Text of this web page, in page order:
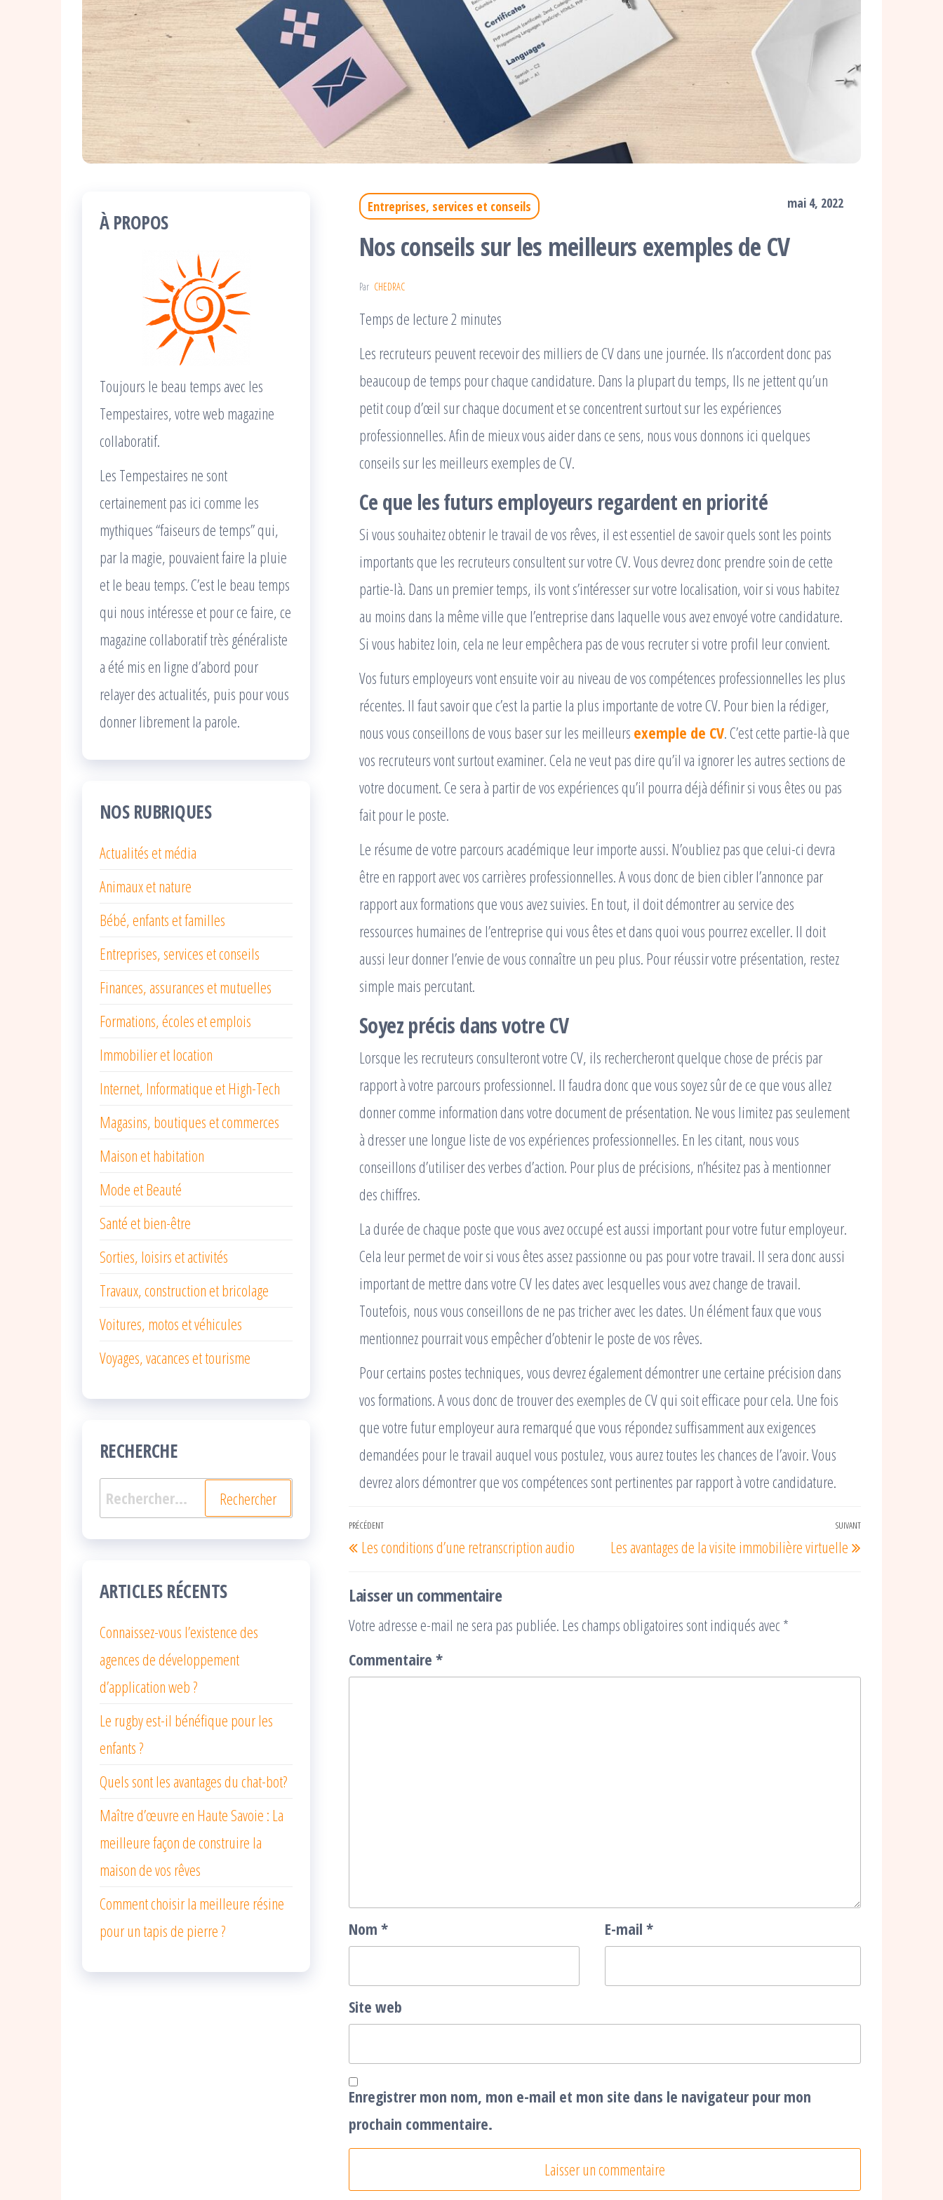
Entreprises, services et conseils mai 4, 2022
Nos conseils sur les meilleurs exemples de CV
Par CHEDRAC
Temps de lecture 2 minutes
Les recruteurs peuvent recevoir des milliers de CV dans une journée. Ils n’accordent donc pas
beaucoup de temps pour chaque candidature. Dans la plupart du temps, Ils ne jettent qu’un
petit coup d’œil sur chaque document et se concentrent surtout sur les expériences
professionnelles. Afin de mieux vous aider dans ce sens, nous vous donnons ici quelques
conseils sur les meilleurs exemples de CV.
Ce que les futurs employeurs regardent en priorité
Si vous souhaitez obtenir le travail de vos rêves, il est essentiel de savoir quels sont les points
importants que les recruteurs consultent sur votre CV. Vous devrez donc prendre soin de cette
partie-là. Dans un premier temps, ils vont s’intéresser sur votre localisation, voir si vous habitez
au moins dans la même ville que l’entreprise dans laquelle vous avez envoyé votre candidature.
Si vous habitez loin, cela ne leur empêchera pas de vous recruter si votre profil leur convient.
Vos futurs employeurs vont ensuite voir au niveau de vos compétences professionnelles les plus
récentes. Il faut savoir que c’est la partie la plus importante de votre CV. Pour bien la rédiger,
nous vous conseillons de vous baser sur les meilleurs exemple de CV. C’est cette partie-là que
vos recruteurs vont surtout examiner. Cela ne veut pas dire qu’il va ignorer les autres sections de
votre document. Ce sera à partir de vos expériences qu’il pourra déjà définir si vous êtes ou pas
fait pour le poste.
Le résume de votre parcours académique leur importe aussi. N’oubliez pas que celui-ci devra
être en rapport avec vos carrières professionnelles. A vous donc de bien cibler l’annonce par
rapport aux formations que vous avez suivies. En tout, il doit démontrer au service des
ressources humaines de l’entreprise qui vous êtes et dans quoi vous pourrez exceller. Il doit
aussi leur donner l’envie de vous connaître un peu plus. Pour réussir votre présentation, restez
simple mais percutant.
Soyez précis dans votre CV
Lorsque les recruteurs consulteront votre CV, ils rechercheront quelque chose de précis par
rapport à votre parcours professionnel. Il faudra donc que vous soyez sûr de ce que vous allez
donner comme information dans votre document de présentation. Ne vous limitez pas seulement
à dresser une longue liste de vos expériences professionnelles. En les citant, nous vous
conseillons d’utiliser des verbes d’action. Pour plus de précisions, n’hésitez pas à mentionner
des chiffres.
La durée de chaque poste que vous avez occupé est aussi important pour votre futur employeur.
Cela leur permet de voir si vous êtes assez passionne ou pas pour votre travail. Il sera donc aussi
important de mettre dans votre CV les dates avec lesquelles vous avez change de travail.
Toutefois, nous vous conseillons de ne pas tricher avec les dates. Un élément faux que vous
mentionnez pourrait vous empêcher d’obtenir le poste de vos rêves.
Pour certains postes techniques, vous devrez également démontrer une certaine précision dans
vos formations. A vous donc de trouver des exemples de CV qui soit efficace pour cela. Une fois
que votre futur employeur aura remarqué que vous répondez suffisamment aux exigences
demandées pour le travail auquel vous postulez, vous aurez toutes les chances de l’avoir. Vous
devrez alors démontrer que vos compétences sont pertinentes par rapport à votre candidature.
Navigation
de
Article
précédent
PRÉCÉDENT
Les conditions d’une retranscription audio
Article
SUIVANT
Les avantages de la visite immobilière virtuelle
Laisser un commentaire
Votre adresse e-mail ne sera pas publiée. Les champs obligatoires sont indiqués avec *
Commentaire *
Nom * E-mail *
Site web
Enregistrer mon nom, mon e-mail et mon site dans le navigateur pour mon
prochain commentaire.
À PROPOS
Toujours le beau temps avec les
Tempestaires, votre web magazine
collaboratif.
Les Tempestaires ne sont
certainement pas ici comme les
mythiques “faiseurs de temps” qui,
par la magie, pouvaient faire la pluie
et le beau temps. C’est le beau temps
qui nous intéresse et pour ce faire, ce
magazine collaboratif très généraliste
a été mis en ligne d’abord pour
relayer des actualités, puis pour vous
donner librement la parole.
NOS RUBRIQUES
Actualités et média
Animaux et nature
Bébé, enfants et familles
Entreprises, services et conseils
Finances, assurances et mutuelles
Formations, écoles et emplois
Immobilier et location
Internet, Informatique et High-Tech
Magasins, boutiques et commerces
Maison et habitation
Mode et Beauté
Santé et bien-être
Sorties, loisirs et activités
Travaux, construction et bricolage
Voitures, motos et véhicules
Voyages, vacances et tourisme
RECHERCHE
Rechercher :
ARTICLES RÉCENTS
Connaissez-vous l’existence des
agences de développement
d’application web ?
Le rugby est-il bénéfique pour les
enfants ?
Quels sont les avantages du chat-bot?
Maître d’œuvre en Haute Savoie : La
meilleure façon de construire la
maison de vos rêves
Comment choisir la meilleure résine
pour un tapis de pierre ?